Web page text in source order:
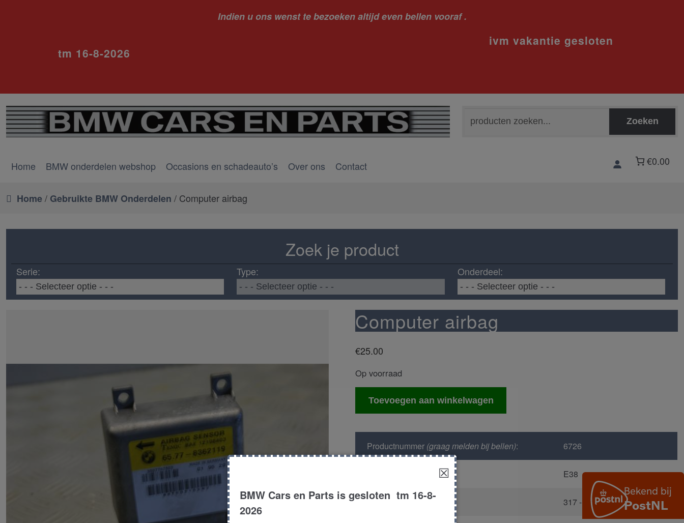
Indien u ons wenst te bezoeken altijd even bellen vooraf .
ivm vakantie gesloten
tm 16-8-2026
naar:
Zoeken
Home BMW onderdelen webshop Occasions en schadeauto’s Over ons Contact €0.00
Home/ Gebruikte BMW Onderdelen / Computer airbag
Zoek je product
Serie: Type: Onderdeel:
Computer airbag
€25.00
Op voorraad
Computer
Toevoegen aan winkelwagen
Productnummer (graag melden bij bellen): 6726
E38
Kleur : 317 - Orientblau Metallic
☒
BMW Cars en Parts is gesloten tm 16-8-
2026